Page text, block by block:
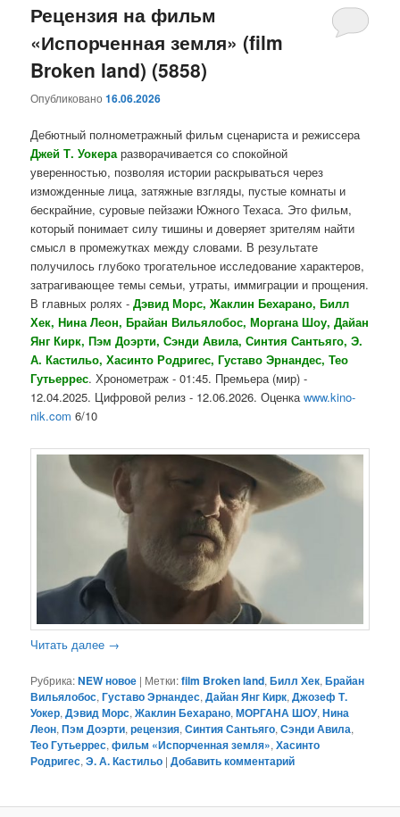
основному
содержимому
дополнительному
содержимому
Рецензия на фильм
«Испорченная земля» (film
Broken land) (5858)
Опубликовано16.06.2026
Дебютный полнометражный фильм сценариста и режиссера
Джей Т. Уокера разворачивается со спокойной
уверенностью, позволяя истории раскрываться через
изможденные лица, затяжные взгляды, пустые комнаты и
бескрайние, суровые пейзажи Южного Техаса. Это фильм,
который понимает силу тишины и доверяет зрителям найти
смысл в промежутках между словами. В результате
получилось глубоко трогательное исследование характеров,
затрагивающее темы семьи, утраты, иммиграции и прощения.
В главных ролях -Дэвид Морс, Жаклин Бехарано, Билл
Хек, Нина Леон, Брайан Вильялобос, Моргана Шоу, Дайан
Янг Кирк, Пэм Доэрти, Сэнди Авила, Синтия Сантьяго, Э.
А. Кастильо, Хасинто Родригес, Густаво Эрнандес, Тео
Гутьеррес. Хронометраж - 01:45. Премьера (мир) -
12.04.2025. Цифровой релиз - 12.06.2026. Оценкаwww.kino-
nik.com 6/10
Читать далее →
Рубрика:NEW новое | Метки:film Broken land,Билл Хек,Брайан
Вильялобос,Густаво Эрнандес,Дайан Янг Кирк,Джозеф Т.
Уокер,Дэвид Морс,Жаклин Бехарано,МОРГАНА ШОУ,Нина
Леон,Пэм Доэрти,рецензия,Синтия Сантьяго,Сэнди Авила,
Тео Гутьеррес,фильм «Испорченная земля»,Хасинто
Родригес,Э. А. Кастильо |Добавить комментарий